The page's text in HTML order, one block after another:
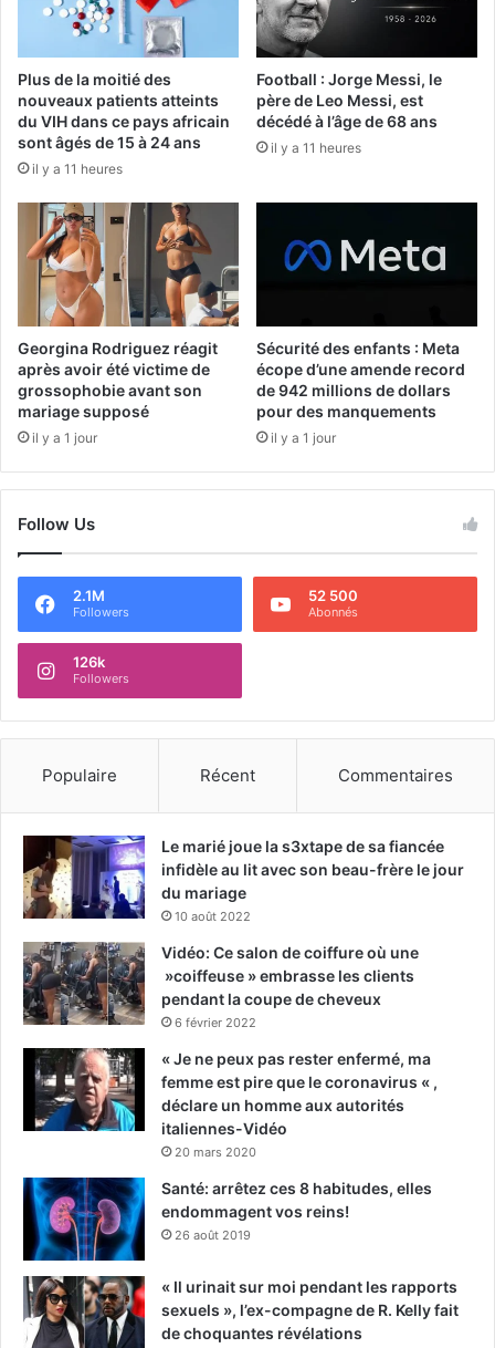
Plus de la moitié des
nouveaux patients atteints
du VIH dans ce pays africain
sont âgés de 15 à 24 ans
il y a 11 heures
Football : Jorge Messi, le
père de Leo Messi, est
décédé à l’âge de 68 ans
il y a 11 heures
Georgina Rodriguez réagit
après avoir été victime de
grossophobie avant son
mariage supposé
il y a 1 jour
Sécurité des enfants : Meta
écope d’une amende record
de 942 millions de dollars
pour des manquements
il y a 1 jour
Follow Us
2.1M
Followers
52 500
Abonnés
126k
Followers
Populaire Récent Commentaires
Le marié joue la s3xtape de sa fiancée
infidèle au lit avec son beau-frère le jour
du mariage
10 août 2022
Vidéo: Ce salon de coiffure où une
»coiffeuse » embrasse les clients
pendant la coupe de cheveux
6 février 2022
« Je ne peux pas rester enfermé, ma
femme est pire que le coronavirus « ,
déclare un homme aux autorités
italiennes-Vidéo
20 mars 2020
Santé: arrêtez ces 8 habitudes, elles
endommagent vos reins!
26 août 2019
« Il urinait sur moi pendant les rapports
sexuels », l’ex-compagne de R. Kelly fait
de choquantes révélations